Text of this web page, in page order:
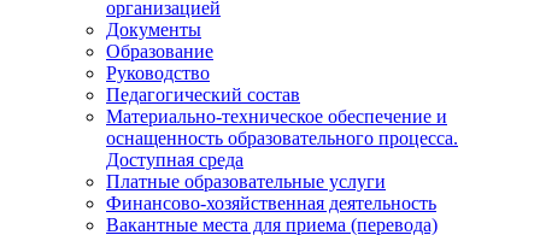
организацией
Документы
Образование
Руководство
Педагогический состав
Материально-техническое обеспечение и
оснащенность образовательного процесса.
Доступная среда
Платные образовательные услуги
Финансово-хозяйственная деятельность
Вакантные места для приема (перевода)